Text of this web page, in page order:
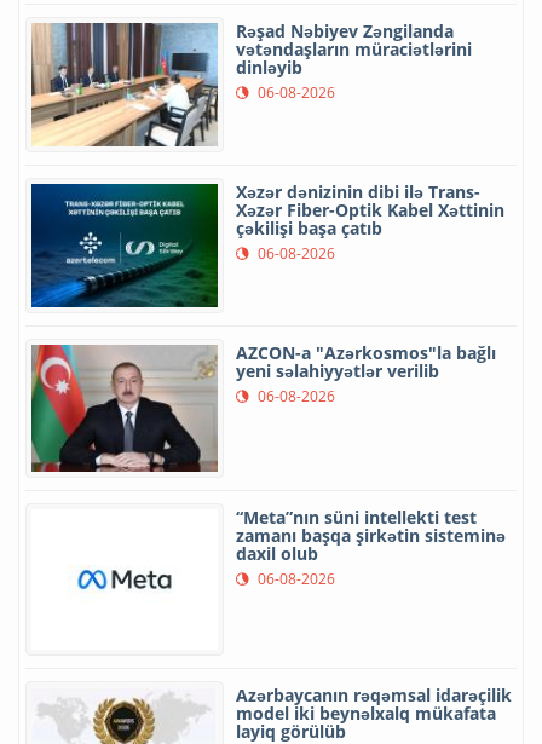
Rəşad Nəbiyev Zəngilanda
vətəndaşların müraciətlərini
dinləyib
06-08-2026
Xəzər dənizinin dibi ilə Trans-
Xəzər Fiber-Optik Kabel Xəttinin
çəkilişi başa çatıb
06-08-2026
AZCON-a "Azərkosmos"la bağlı
yeni səlahiyyətlər verilib
06-08-2026
“Meta”nın süni intellekti test
zamanı başqa şirkətin sisteminə
daxil olub
06-08-2026
Azərbaycanın rəqəmsal idarəçilik
model iki beynəlxalq mükafata
layiq görülüb